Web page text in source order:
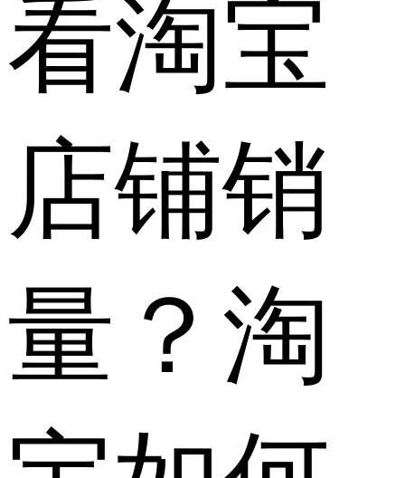
看淘宝
店铺销
量？淘